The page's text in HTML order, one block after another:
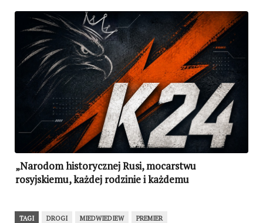
„Narodom historycznej Rusi, mocarstwu
rosyjskiemu, każdej rodzinie i każdemu
TAGI DROGI MIEDWIEDIEW PREMIER